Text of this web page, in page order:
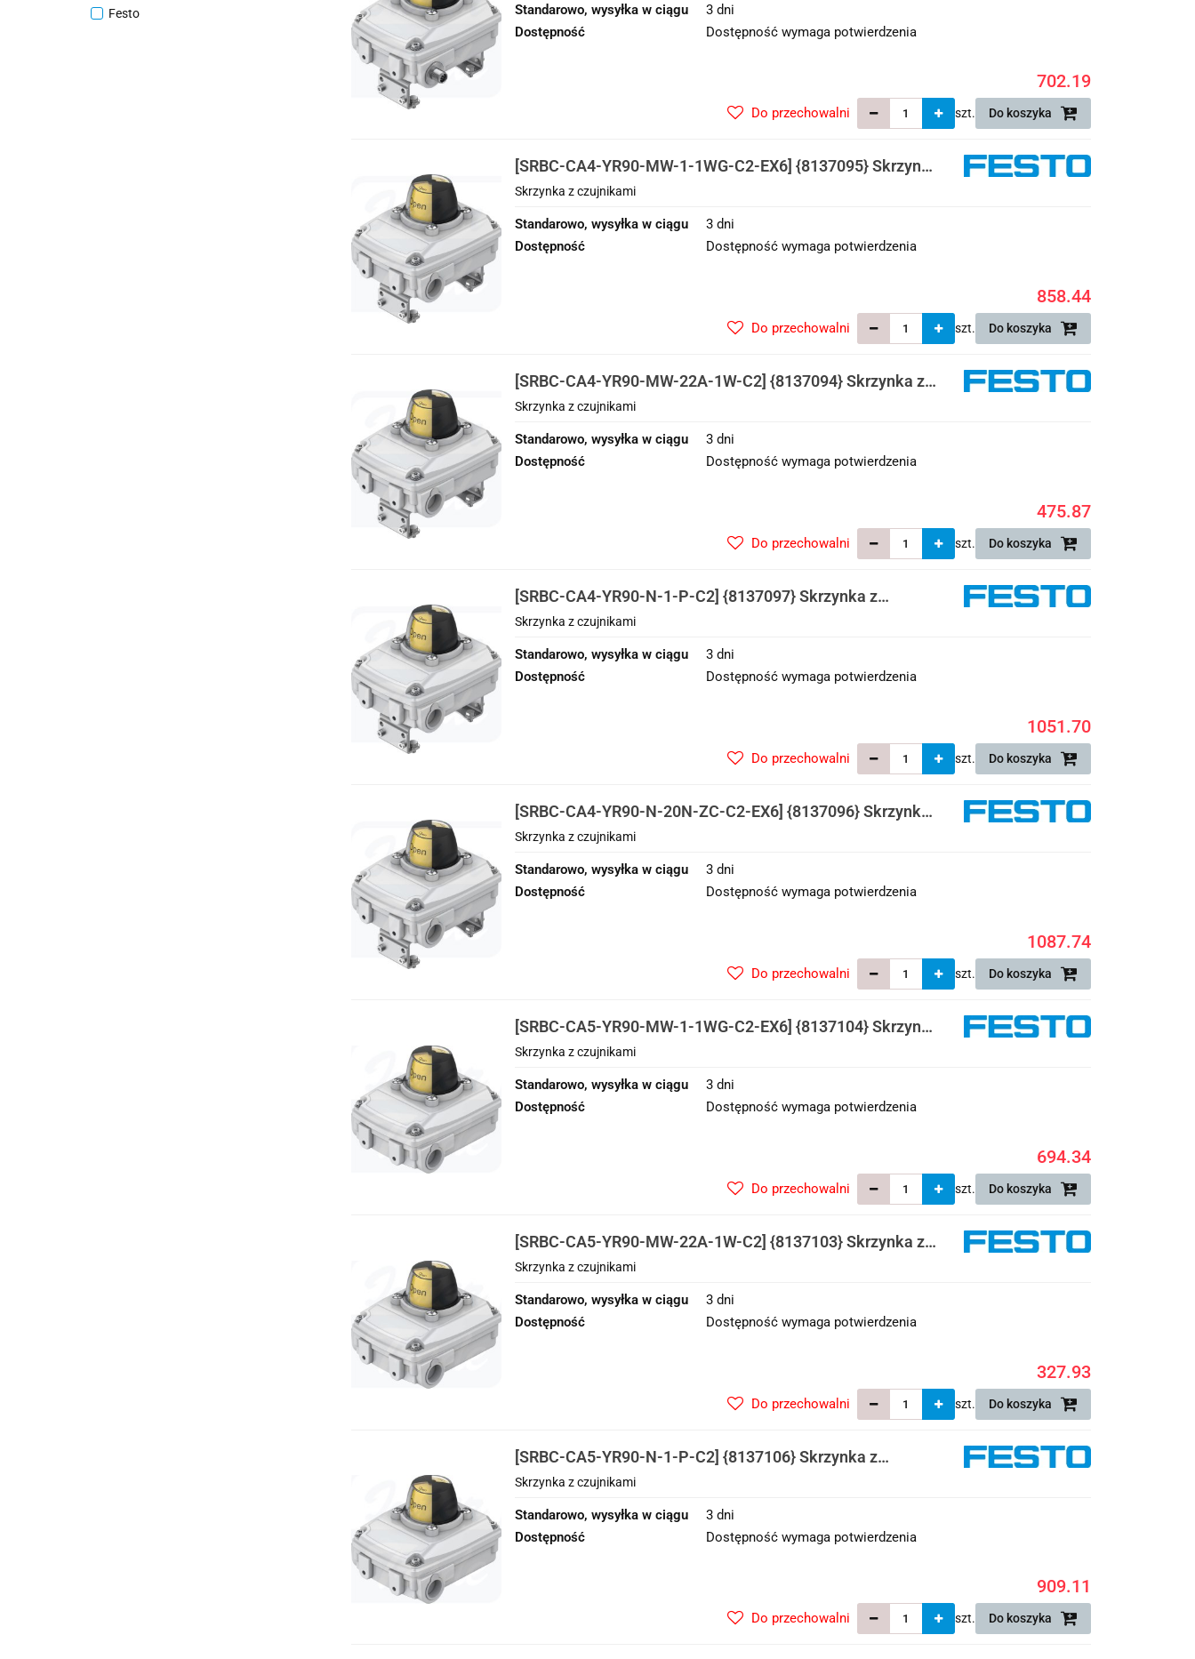
Festo Standarowo, wysyłka w ciągu
3 dni
Dostępność
Dostępność wymaga potwierdzenia
702.19
szt. Do koszyka
Do przechowalni
[SRBC-CA4-YR90-MW-1-1WG-C2-EX6] {8137095} Skrzynka
z czujnikami
Skrzynka z czujnikami
Standarowo, wysyłka w ciągu
3 dni
Dostępność
Dostępność wymaga potwierdzenia
858.44
szt. Do koszyka
Do przechowalni
[SRBC-CA4-YR90-MW-22A-1W-C2] {8137094} Skrzynka z
czujnikami
Skrzynka z czujnikami
Standarowo, wysyłka w ciągu
3 dni
Dostępność
Dostępność wymaga potwierdzenia
475.87
szt. Do koszyka
Do przechowalni
[SRBC-CA4-YR90-N-1-P-C2] {8137097} Skrzynka z
czujnikami
Skrzynka z czujnikami
Standarowo, wysyłka w ciągu
3 dni
Dostępność
Dostępność wymaga potwierdzenia
1051.70
szt. Do koszyka
Do przechowalni
[SRBC-CA4-YR90-N-20N-ZC-C2-EX6] {8137096} Skrzynka
z czujnikami
Skrzynka z czujnikami
Standarowo, wysyłka w ciągu
3 dni
Dostępność
Dostępność wymaga potwierdzenia
1087.74
szt. Do koszyka
Do przechowalni
[SRBC-CA5-YR90-MW-1-1WG-C2-EX6] {8137104} Skrzynka
z czujnikami
Skrzynka z czujnikami
Standarowo, wysyłka w ciągu
3 dni
Dostępność
Dostępność wymaga potwierdzenia
694.34
szt. Do koszyka
Do przechowalni
[SRBC-CA5-YR90-MW-22A-1W-C2] {8137103} Skrzynka z
czujnikami
Skrzynka z czujnikami
Standarowo, wysyłka w ciągu
3 dni
Dostępność
Dostępność wymaga potwierdzenia
327.93
szt. Do koszyka
Do przechowalni
[SRBC-CA5-YR90-N-1-P-C2] {8137106} Skrzynka z
czujnikami
Skrzynka z czujnikami
Standarowo, wysyłka w ciągu
3 dni
Dostępność
Dostępność wymaga potwierdzenia
909.11
szt. Do koszyka
Do przechowalni